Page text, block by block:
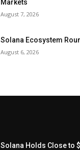
Markets
August 7, 2026
Solana Ecosystem
August 6, 2026
Solana Holds Close to